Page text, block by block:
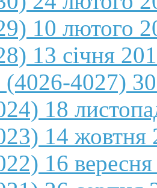
10 лютого
13 січня
4027) 30
18
14 жовтня
16